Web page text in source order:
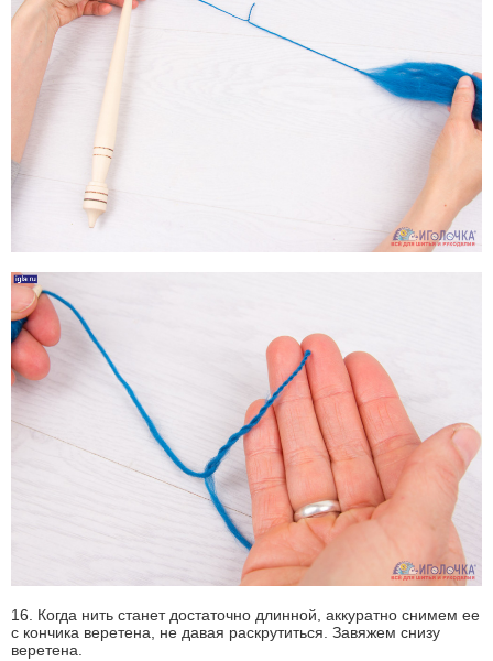
16. Когда нить станет достаточно длинной, аккуратно снимем ее
с кончика веретена, не давая раскрутиться. Завяжем снизу
веретена.